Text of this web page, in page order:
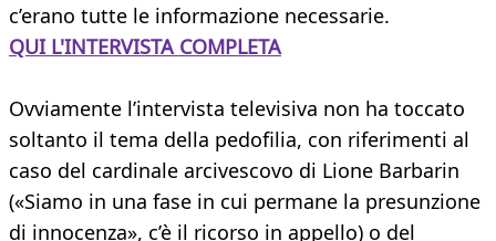
c’erano tutte le informazione necessarie.
QUI L'INTERVISTA COMPLETA
Ovviamente l’intervista televisiva non ha toccato
soltanto il tema della pedofilia, con riferimenti al
caso del cardinale arcivescovo di Lione Barbarin
(«Siamo in una fase in cui permane la presunzione
di innocenza», c’è il ricorso in appello) o del